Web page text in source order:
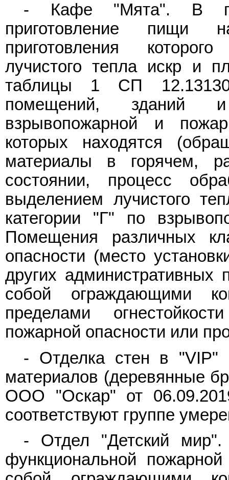
- Кафе "Мята". В
приготовление пищи
приготовления
лучистого тепла искр и
таблицы 1 СП
помещений, зданий
взрывопожарной и
которых находятся
материалы в горячем,
состоянии, процесс
выделением лучистого
категории "Г" по
Помещения различных
опасности (место
других
собой ограждающими
пределами
пожарной опасности или
- Отделка стен в "VIP"
материалов (деревянные
ООО "Оскар" от
соответствуют группе
- Отдел "Детский мир".
функциональной